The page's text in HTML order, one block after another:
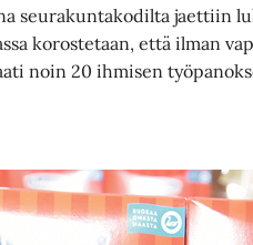
seurakuntakodilta jaettiin
korostetaan, että ilman
noin 20 ihmisen